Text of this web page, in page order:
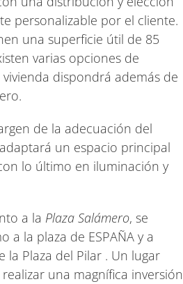
personalizable por el cliente.
una superficie útil de 85
varias opciones de
dispondrá además de
de la adecuación del
un espacio principal
lo último en iluminación y
a la Plaza Salámero, se
a la plaza de ESPAÑA y a
la Plaza del Pilar . Un lugar
una magnífica inversión